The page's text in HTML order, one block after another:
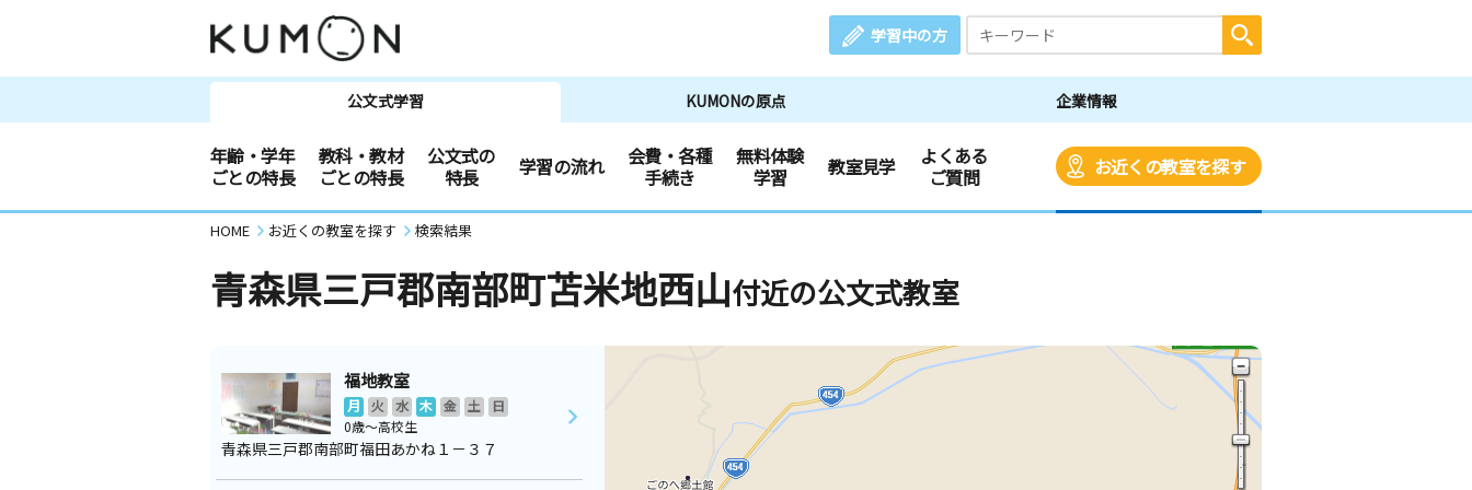
学習中の方
公文式学習 KUMONの原点 企業情報
年齢・学年
ごとの特長
教科・教材
ごとの特長
公文式の
特長
学習の流れ
会費・各種
手続き
無料体験
学習
教室見学
よくある
ご質問
お近くの教室を探す
HOME お近くの教室を探す 検索結果
青森県三戸郡南部町苫米地西山付近の公文式教室
福地教室
月 火 水 木 金 土
日
0歳～高校生
青森県三戸郡南部町福田あかね１－３７